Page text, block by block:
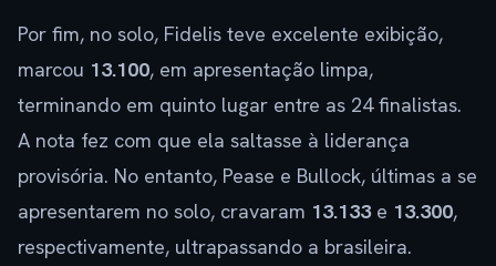
Por fim, no solo, Fidelis teve excelente exibição,
marcou 13.100, em apresentação limpa,
terminando em quinto lugar entre as 24 finalistas.
A nota fez com que ela saltasse à liderança
provisória. No entanto, Pease e Bullock, últimas a se
apresentarem no solo, cravaram 13.133e 13.300,
respectivamente, ultrapassando a brasileira.